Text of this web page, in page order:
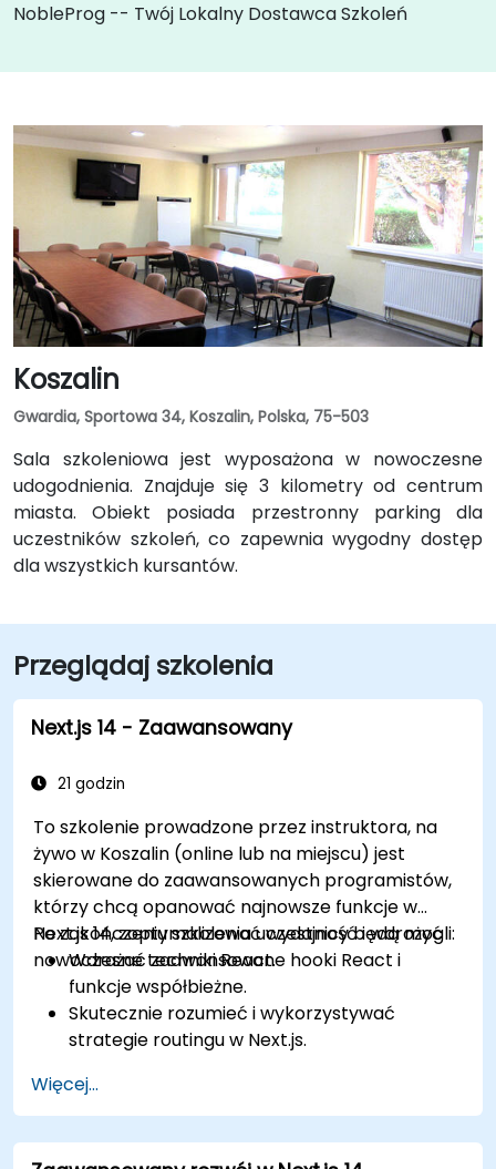
NobleProg -- Twój Lokalny Dostawca Szkoleń
Koszalin
Gwardia, Sportowa 34, Koszalin, Polska, 75-503
Sala szkoleniowa jest wyposażona w nowoczesne
udogodnienia. Znajduje się 3 kilometry od centrum
miasta. Obiekt posiada przestronny parking dla
uczestników szkoleń, co zapewnia wygodny dostęp
dla wszystkich kursantów.
Przeglądaj szkolenia
Next.js 14 - Zaawansowany
21 godzin
To szkolenie prowadzone przez instruktora, na
żywo w Koszalin (online lub na miejscu) jest
skierowane do zaawansowanych programistów,
którzy chcą opanować najnowsze funkcje w
Next.js 14, zoptymalizować wydajność i wdrożyć
nowoczesne techniki React.
Po zakończeniu szkolenia uczestnicy będą mogli:
Wdrażać zaawansowane hooki React i
funkcje współbieżne.
Skutecznie rozumieć i wykorzystywać
strategie routingu w Next.js.
akcje serwerowe i hybrydowe podejścia do
renderowania.
Optymalizować pobieranie danych,
Więcej...